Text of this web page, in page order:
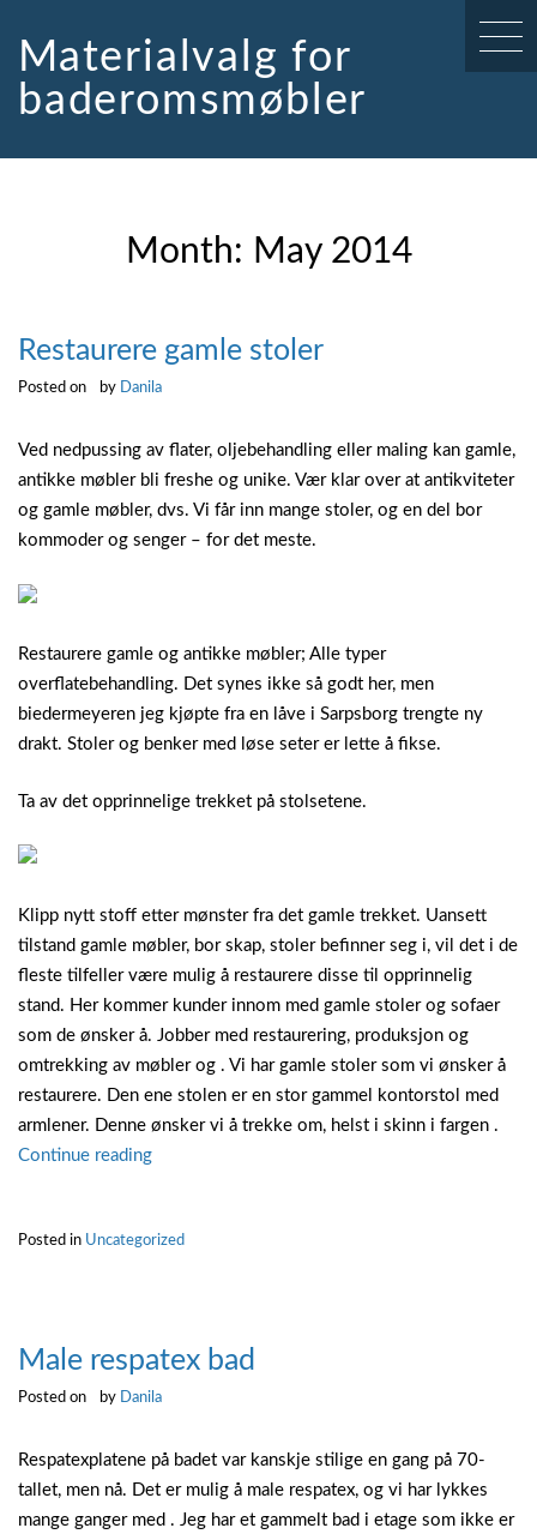
contentMaterialvalg for
baderomsmøbler
Month: May 2014
Restaurere gamle stoler
Posted on by Danila
Ved nedpussing av flater, oljebehandling eller maling kan gamle,
antikke møbler bli freshe og unike. Vær klar over at antikviteter
og gamle møbler, dvs. Vi får inn mange stoler, og en del bor
kommoder og senger – for det meste.
Restaurere gamle og antikke møbler; Alle typer
overflatebehandling. Det synes ikke så godt her, men
biedermeyeren jeg kjøpte fra en låve i Sarpsborg trengte ny
drakt. Stoler og benker med løse seter er lette å fikse.
Ta av det opprinnelige trekket på stolsetene.
Klipp nytt stoff etter mønster fra det gamle trekket. Uansett
tilstand gamle møbler, bor skap, stoler befinner seg i, vil det i de
fleste tilfeller være mulig å restaurere disse til opprinnelig
stand. Her kommer kunder innom med gamle stoler og sofaer
som de ønsker å. Jobber med restaurering, produksjon og
omtrekking av møbler og . Vi har gamle stoler som vi ønsker å
restaurere. Den ene stolen er en stor gammel kontorstol med
armlener. Denne ønsker vi å trekke om, helst i skinn i fargen .
Continue reading“Restaurere
Posted in Uncategorized
Male respatex bad
Posted on by Danila
Respatexplatene på badet var kanskje stilige en gang på 70-
tallet, men nå. Det er mulig å male respatex, og vi har lykkes
mange ganger med . Jeg har et gammelt bad i etage som ikke er